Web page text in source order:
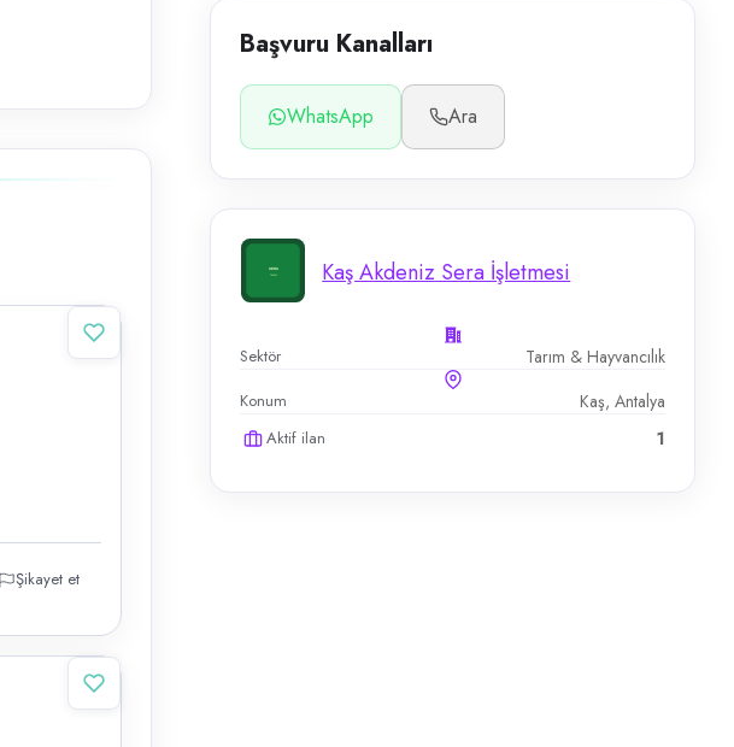
Başvuru Kanalları
WhatsApp Ara
Kaş Akdeniz Sera İşletmesi
Sektör Tarım & Hayvancılık
Konum Kaş, Antalya
Aktif ilan 1
Şikayet et